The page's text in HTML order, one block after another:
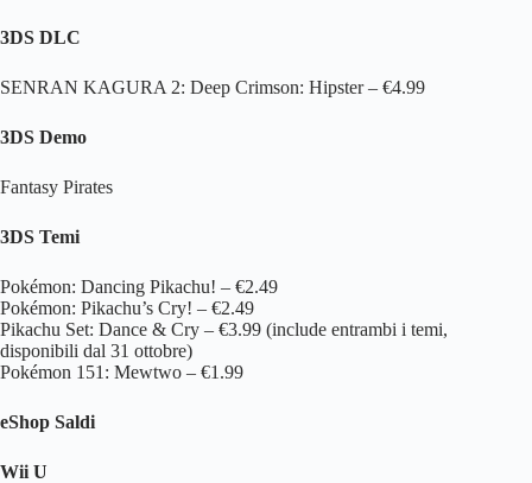
3DS DLC
SENRAN KAGURA 2: Deep Crimson: Hipster – €4.99
3DS Demo
Fantasy Pirates
3DS Temi
Pokémon: Dancing Pikachu! – €2.49
Pokémon: Pikachu’s Cry! – €2.49
Pikachu Set: Dance & Cry – €3.99 (include entrambi i temi,
disponibili dal 31 ottobre)
Pokémon 151: Mewtwo – €1.99
eShop Saldi
Wii U